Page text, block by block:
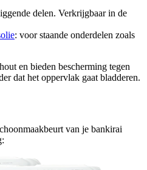
delen. Verkrijgbaar in de
: voor staande onderdelen zoals
en bieden bescherming tegen
dat het oppervlak gaat bladderen.
van je bankirai